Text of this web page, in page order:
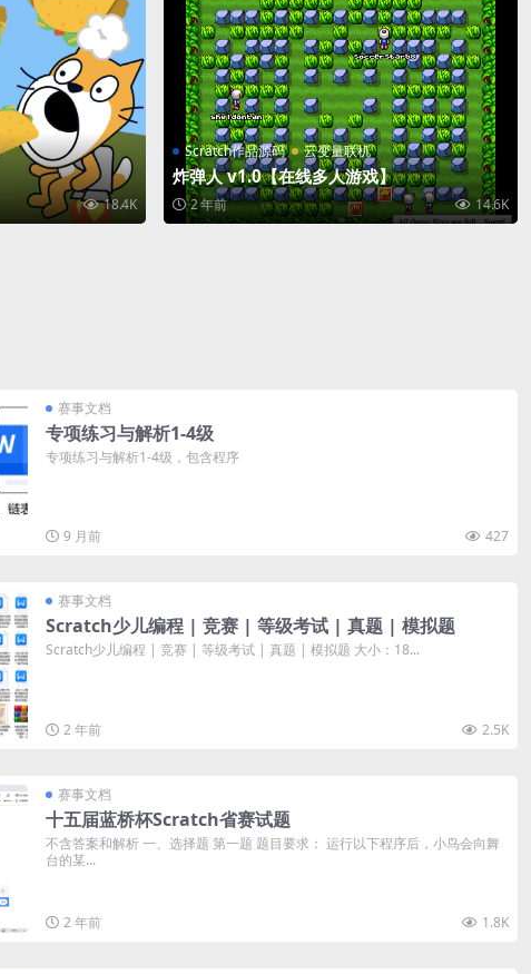
18.4K
Scratch作品源码 云变量联机
炸弹人 v1.0【在线多人游戏】
2 年前 14.6K
赛事文档
专项练习与解析1-4级
专项练习与解析1-4级，包含程序
9 月前 427
赛事文档
Scratch少儿编程 | 竞赛 | 等级考试 | 真题 | 模拟题
Scratch少儿编程 | 竞赛 | 等级考试 | 真题 | 模拟题 大小：18...
2 年前 2.5K
赛事文档
十五届蓝桥杯Scratch省赛试题
不含答案和解析 一、选择题 第一题 题目要求： 运行以下程序后，小鸟会向舞
台的某...
2 年前 1.8K